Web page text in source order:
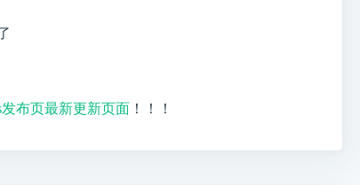
发布页最新更新页面 ！！！